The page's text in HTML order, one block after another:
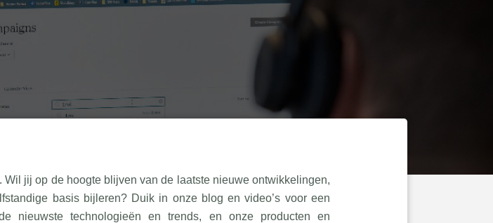
Self Driven Networks
jij op de hoogte blijven van de laatste nieuwe ontwikkelingen,
basis bijleren? Duik in onze blog en video’s voor een
nieuwste technologieën en trends, en onze producten en